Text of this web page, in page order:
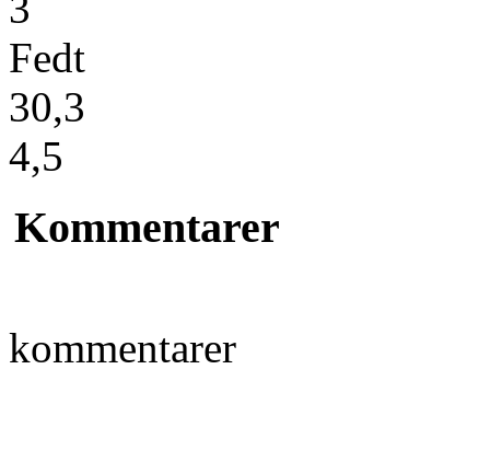
Fedt
30,3
4,5
Kommentarer
kommentarer